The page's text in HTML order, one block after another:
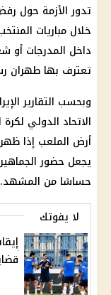
تدور الأزمة حول
خلال مباريات
داخل المدرجات أو
تعترف بها طهران
وبحسب التقارير
الاتحاد الدولي
أرض الملعب إذا
يجعل حضور
حساسًا من المشهد.
لا يفوتك